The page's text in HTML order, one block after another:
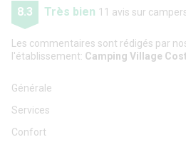
8.3 Très bien 11 avis sur
Les commentaires sont rédigés par
l'établissement: Camping Village
Générale
Services
Confort